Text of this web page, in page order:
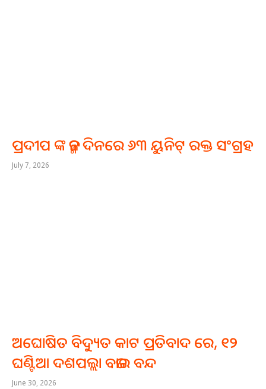
ପ୍ରଦୀପ ଙ୍କ ଜନ୍ମ ଦିନରେ ୬୩ ୟୁନିଟ୍ ରକ୍ତ ସଂଗ୍ରହ
July 7, 2026
ଅଘୋଷିତ ବିଦ୍ୟୁତ କାଟ ପ୍ରତିବାଦ ରେ, ୧୨
ଘଣ୍ଟିଆ ଦଶପଲ୍ଲା ବଜାର ବନ୍ଦ
June 30, 2026